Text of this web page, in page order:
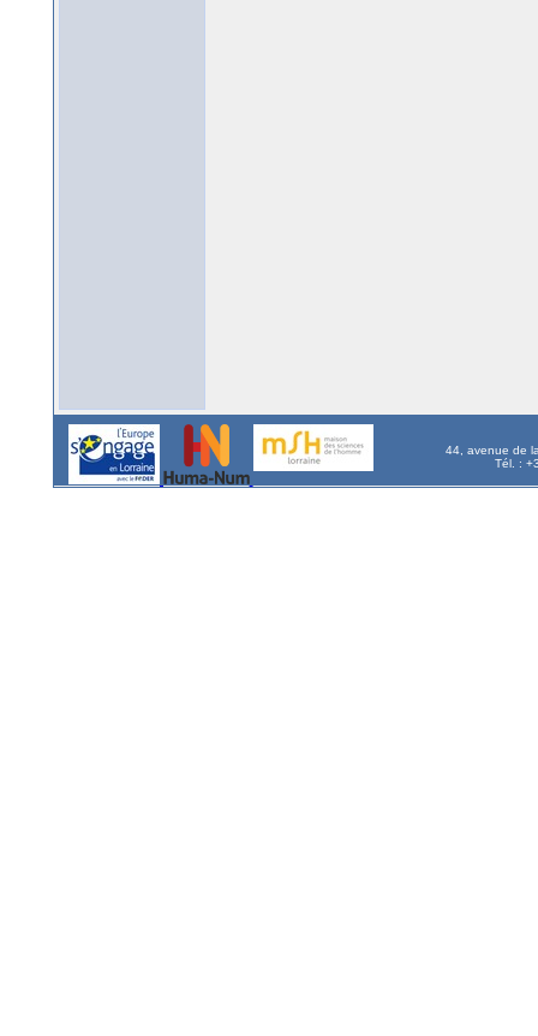
44, avenue de
Tél. :